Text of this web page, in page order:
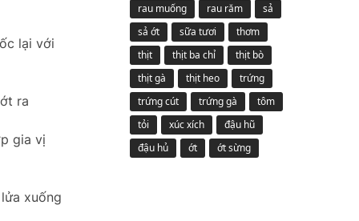
lại với
ra
gia vị
xuống
rau muống
rau răm
sả
sả ớt
sữa tươi
thơm
thịt
thịt ba chỉ
thịt bò
thịt gà
thịt heo
trứng
trứng cút
trứng gà
tôm
tỏi
xúc xích
đậu hũ
đậu hủ
ớt ớt sừng